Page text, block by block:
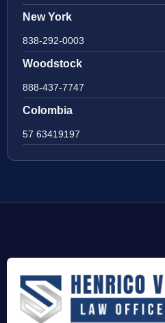
New York
838-292-0003
Woodstock
888-437-7747
Colombia
57 63419197